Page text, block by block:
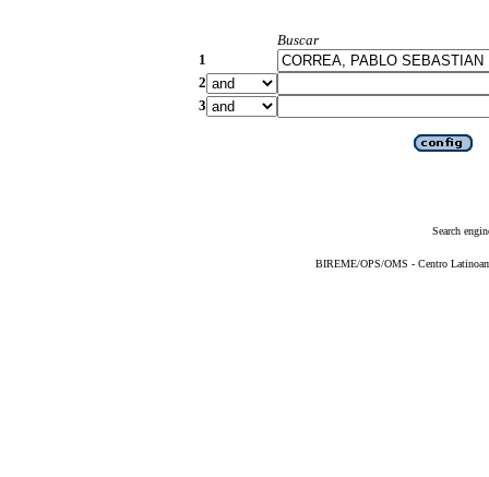
Buscar
1
2
3
Search
BIREME/OPS/OMS - Centro